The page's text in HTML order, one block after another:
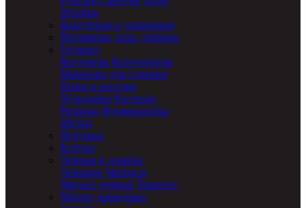
Шлейки
Бижутерия и украшения
Витамины, пищ. добавки
Груминг
Когтерезы Колтунорезы
Машинки для стрижки
Ножи и насадки
Пуходерки Расчески
Резинки Фурминаторы
Щетки
Игрушки
Клетки
Лежаки и домики
Лежанки Матрасы
Мягкие домики Тоннели
Миски, кормушки,